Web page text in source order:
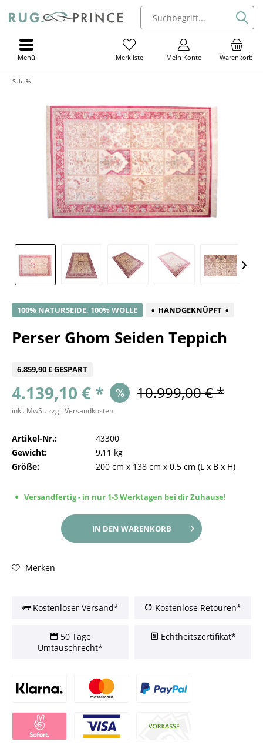
Warenkorb
Mein Konto
Merkliste
Menü
Sale %
100% NATURSEIDE, 100% WOLLE HANDGEKNÜPFT
Perser Ghom Seiden Teppich
6.859,90 € GESPART
4.139,10 € * 10.999,00 € *
inkl. MwSt.zzgl. Versandkosten
Artikel-Nr.:
43300
Gewicht:
9,11 kg
Größe:
200 cm x 138 cm x 0.5 cm (L x B x H)
Versandfertig - in nur 1-3 Werktagen bei dir Zuhause!
IN DEN WARENKORB
Merken
Kostenloser Versand* Kostenlose Retouren*
50 Tage
Umtauschrecht*
Echtheitszertifikat*